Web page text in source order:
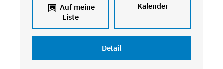
Auf meine
Liste
Kalender
Detail